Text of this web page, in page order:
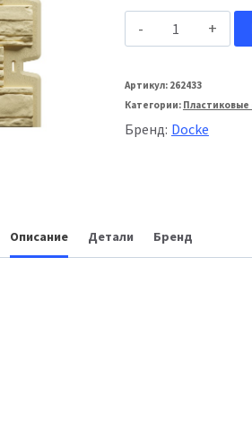
Количество
Docke
Фасадная
панель
Артикул: 262433
Категории:
Бренд: Docke
Описание Детали Бренд